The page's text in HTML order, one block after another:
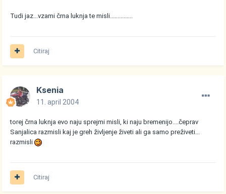
Tudi jaz...vzami črna luknja te misli...............
Citiraj
Ksenia
11. april 2004
torej črna luknja evo naju sprejmi misli, ki naju bremenijo....čeprav
Sanjalica razmisli kaj je greh življenje živeti ali ga samo preživeti...
razmisli
Citiraj